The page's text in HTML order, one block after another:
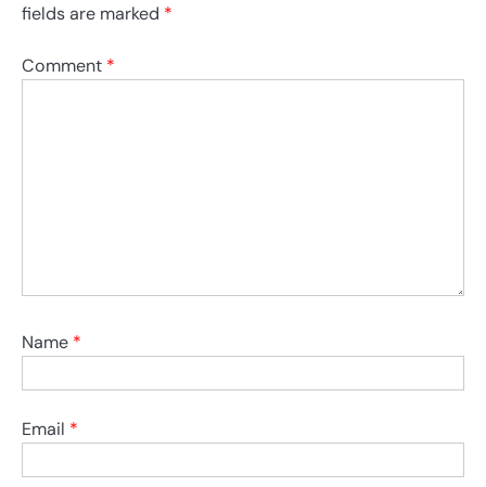
fields are marked *
Comment *
Name *
Email *